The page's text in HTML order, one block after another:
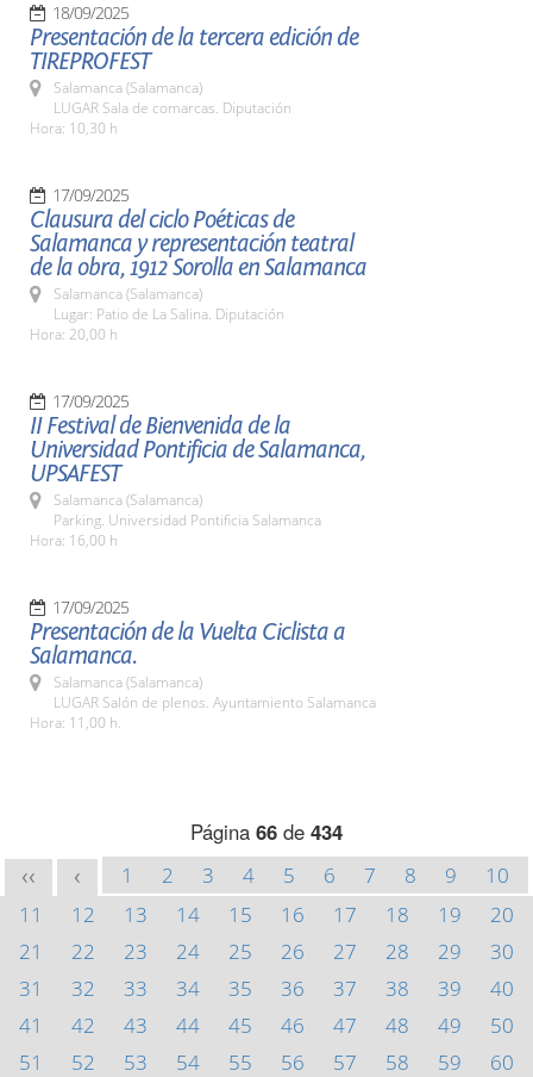
18/09/2025
Presentación de la tercera edición de
TIREPROFEST
Salamanca (Salamanca)
LUGAR Sala de comarcas. Diputación
Hora: 10,30 h
17/09/2025
Clausura del ciclo Poéticas de
Salamanca y representación teatral
de la obra, 1912 Sorolla en Salamanca
Salamanca (Salamanca)
Lugar: Patio de La Salina. Diputación
Hora: 20,00 h
17/09/2025
II Festival de Bienvenida de la
Universidad Pontificia de Salamanca,
UPSAFEST
Salamanca (Salamanca)
Parking. Universidad Pontificia Salamanca
Hora: 16,00 h
17/09/2025
Presentación de la Vuelta Ciclista a
Salamanca.
Salamanca (Salamanca)
LUGAR Salón de plenos. Ayuntamiento Salamanca
Hora: 11,00 h.
Página 66 de 434
<< < 1 2 3 4 5 6 7 8 9
10
11
12 13 14 15 16 17 18 19
20
21
22 23 24 25 26 27 28 29
30
31
32 33 34 35 36 37 38 39
40
41
42 43 44 45 46 47 48 49
50
51
52 53 54 55 56 57 58 59
60